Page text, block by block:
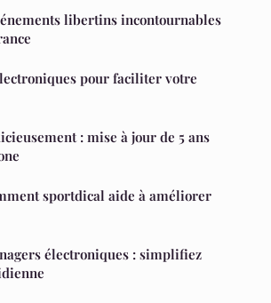
libertins incontournables
pour faciliter votre
: mise à jour de 5 ans
sportdical aide à améliorer
électroniques : simplifiez